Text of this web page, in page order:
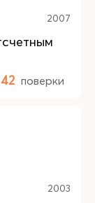
2007
42 поверки
2003